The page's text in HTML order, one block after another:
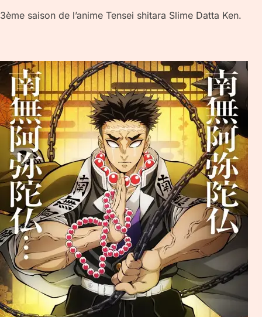
3ème saison de l’anime Tensei shitara Slime Datta Ken.